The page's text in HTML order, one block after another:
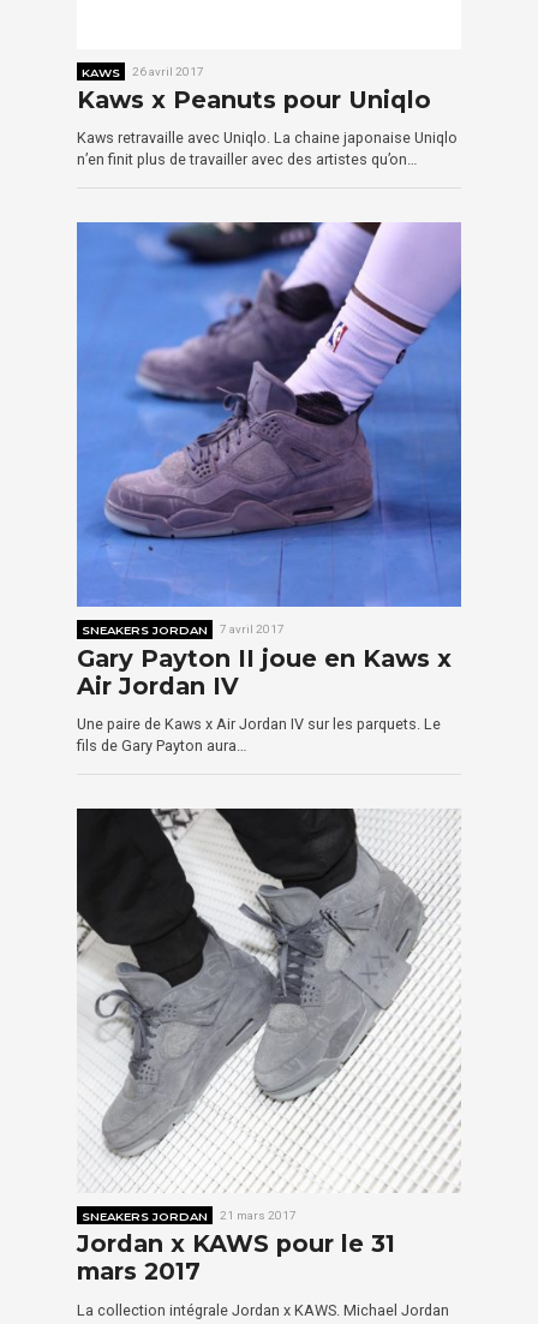
KAWS 26 avril 2017
Kaws x Peanuts pour Uniqlo
Kaws retravaille avec Uniqlo. La chaine japonaise Uniqlo
n’en finit plus de travailler avec des artistes qu’on…
SNEAKERS JORDAN 7 avril 2017
Gary Payton II joue en Kaws x
Air Jordan IV
Une paire de Kaws x Air Jordan IV sur les parquets. Le
fils de Gary Payton aura…
SNEAKERS JORDAN 21 mars 2017
Jordan x KAWS pour le 31
mars 2017
La collection intégrale Jordan x KAWS. Michael Jordan